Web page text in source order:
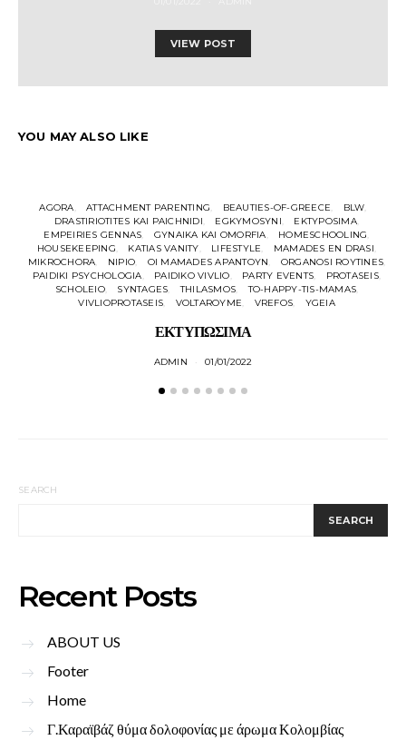
VIEW POST
YOU MAY ALSO LIKE
AGORA ATTACHMENT PARENTING BEAUTIES-OF-GREECE
BLW
DRASTIRIOTITES KAI PAICHNIDI
EGKYMOSYNI
EKTYPOSIMA
EMPEIRIES GENNAS
GYNAIKA KAI OMORFIA
HOMESCHOOLING
HOUSEKEEPING
KATIAS VANITY LIFESTYLE
MAMADES EN DRASI
MIKROCHORA
NIPIO OI MAMADES APANTOYN
ORGANOSI ROYTINES
PAIDIKI PSYCHOLOGIA
PAIDIKO VIVLIO PARTY EVENTS
PROTASEIS
SCHOLEIO
SYNTAGES THILASMOS
TO-HAPPY-TIS-MAMAS
VIVLIOPROTASEIS
VOLTAROYME VREFOS YGEIA
ΕΚΤΥΠΩΣΙΜΑ
ADMIN 01/01/2022
SEARCH
SEARCH
Recent Posts
ABOUT US
Footer
Home
Γ.Καραϊβάζ θύμα δολοφονίας με άρωμα Κολομβίας